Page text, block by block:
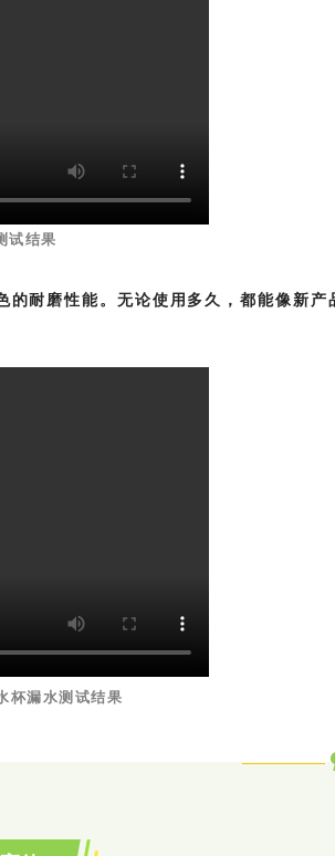
试结果
的耐磨性能。 无论使用多久，都能像新产
杯漏水测试结果